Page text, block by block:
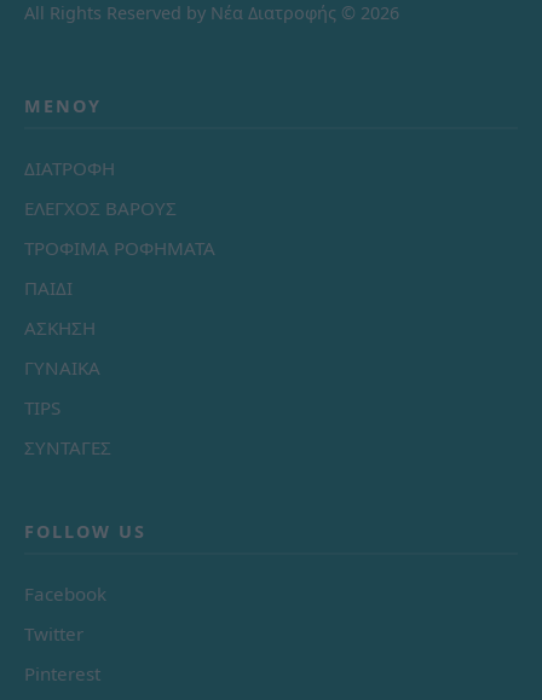
All Rights Reserved by Νέα Διατροφής © 2026
ΜΕΝΟΎ
ΔΙΑΤΡΟΦΗ
ΕΛΕΓΧΟΣ ΒΑΡΟΥΣ
ΤΡΟΦΙΜΑ ΡΟΦΗΜΑΤΑ
ΠΑΙΔΙ
ΑΣΚΗΣΗ
ΓΥΝΑΙΚΑ
TIPS
ΣΥΝΤΑΓΕΣ
FOLLOW US
Facebook
Twitter
Pinterest